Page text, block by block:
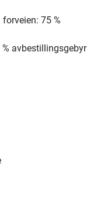
75 %
avbestillingsgebyr